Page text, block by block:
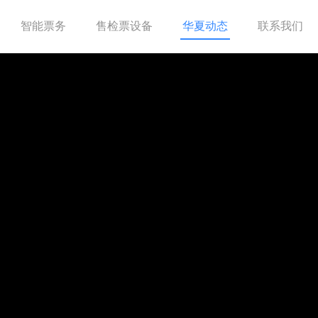
智能票务 售检票设备 华夏动态 联系我们